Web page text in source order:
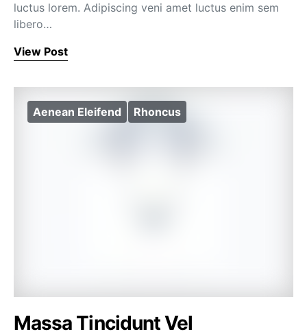
luctus lorem. Adipiscing veni amet luctus enim sem
libero…
View Post
Aenean Eleifend Rhoncus
Massa Tincidunt Vel